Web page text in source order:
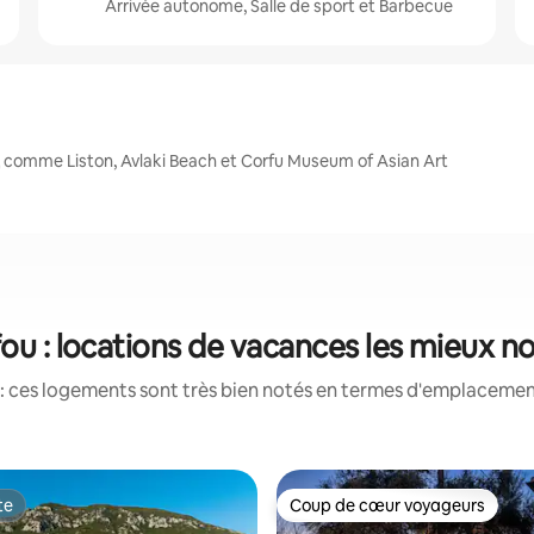
Arrivée autonome, Salle de sport et Barbecue
Liston, Avlaki Beach et Corfu Museum of Asian Art
: locations de vacances les mieux
ces logements sont très bien notés en termes
Coup de cœur voyageurs
Coup de cœur voyageurs